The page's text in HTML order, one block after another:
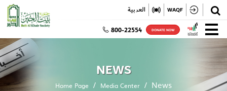
✕ العربية WAQF
800-22554 DONATE NOW
NEWS
Home Page Media Center News